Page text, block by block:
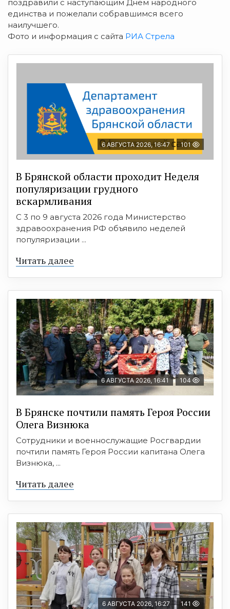
поздравили с наступающим Днем народного
единства и пожелали собравшимся всего
наилучшего.
Фото и информация с сайта РИА Стрела
6 АВГУСТА 2026, 16:47 101
В Брянской области проходит Неделя
популяризации грудного
вскармливания
С 3 по 9 августа 2026 года Министерство
здравоохранения РФ объявило неделей
популяризации ...
Читать далее
6 АВГУСТА 2026, 16:41 104
В Брянске почтили память Героя России
Олега Визнюка
Сотрудники и военнослужащие Росгвардии
почтили память Героя России капитана Олега
Визнюка, ...
Читать далее
6 АВГУСТА 2026, 16:27 141